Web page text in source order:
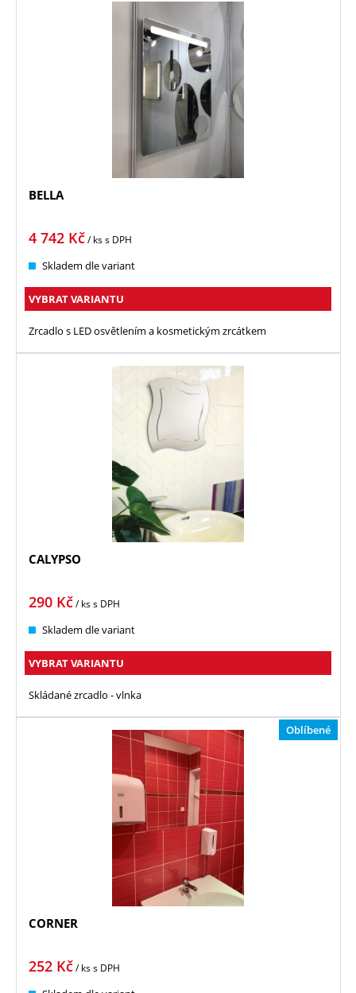
BELLA
4 742 Kč/ kss DPH
Skladem dle variant
VYBRAT VARIANTU
Zrcadlo s LED osvětlením a kosmetickým zrcátkem
CALYPSO
290 Kč/ kss DPH
Skladem dle variant
VYBRAT VARIANTU
Skládané zrcadlo - vlnka
Oblíbené
CORNER
252 Kč/ kss DPH